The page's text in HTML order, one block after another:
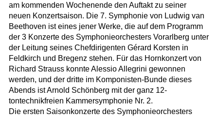
am kommenden Wochenende den Auftakt zu seiner
neuen Konzertsaison. Die 7. Symphonie von Ludwig van
Beethoven ist eines jener Werke, die auf dem Programm
der 3 Konzerte des Symphonieorchesters Vorarlberg unter
der Leitung seines Chefdirigenten Gérard Korsten in
Feldkirch und Bregenz stehen. Für das Hornkonzert von
Richard Strauss konnte Alessio Allegrini gewonnen
werden, und der dritte im Komponisten-Bunde dieses
Abends ist Arnold Schönberg mit der ganz 12-
tontechnikfreien Kammersymphonie Nr. 2.
Die ersten Saisonkonzerte des Symphonieorchesters